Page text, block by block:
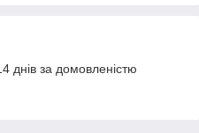
днів за домовленістю